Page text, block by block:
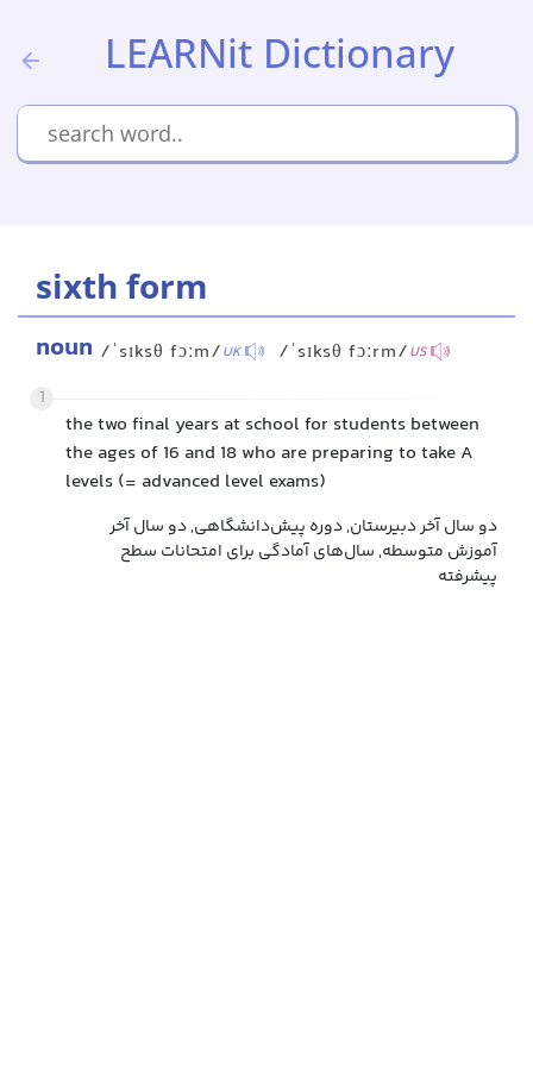
LEARNit Dictionary
sixth form
noun /ˈsɪksθ fɔːm/UK /ˈsɪksθ fɔːrm/US
1
the two final years at school for students between
the ages of 16 and 18 who are preparing to take A
levels (= advanced level exams)
دو سال آخر دبیرستان, دوره پیش‌دانشگاهی, دو سال آخر
آموزش متوسطه, سال‌های آمادگی برای امتحانات سطح
پیشرفته